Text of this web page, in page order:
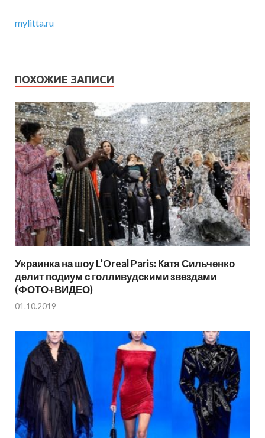
mylitta.ru
ПОХОЖИЕ ЗАПИСИ
Украинка на шоу L’Oreal Paris: Катя Сильченко
делит подиум с голливудскими звездами
(ФОТО+ВИДЕО)
01.10.2019